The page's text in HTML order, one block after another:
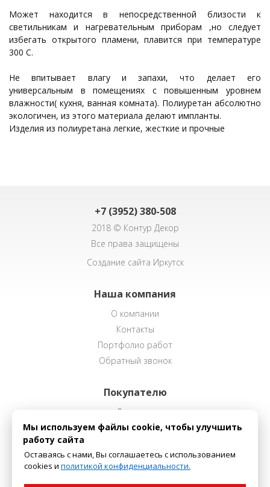
Может находится в непосредственной близости к
светильникам и нагревательным приборам ,но следует
избегать открытого пламени, плавится при температуре
300 С.
Не впитывает влагу и запахи, что делает его
универсальным в помещениях с повышенным уровнем
влажности( кухня, ванная комната). Полиуретан абсолютно
экологичен, из этого материала делают импланты.
Изделия из полиуретана легкие, жесткие и прочные
+7 (3952) 380-508
2018 © Контур Декор
Все права защищены
Создание сайта Иркутск
Наша компания
О компании
Контакты
Портфолио работ
Обратный звонок
Покупателю
Доставка
Способы оплаты
Наш каталог
Мы используем файлы cookie, чтобы улучшить
работу сайта
Оставаясь с нами, Вы соглашаетесь с использованием
cookies и политикой конфиденциальности.